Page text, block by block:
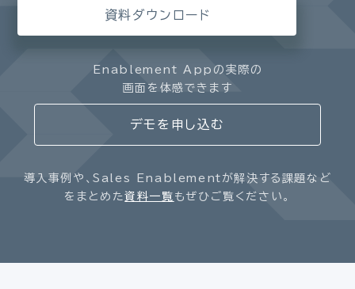
資料ダウンロード
Enablement Appの実際の
画面を体感できます
デモを申し込む
導入事例や、Sales Enablementが解決する課題など
をまとめた資料一覧 もぜひご覧ください。